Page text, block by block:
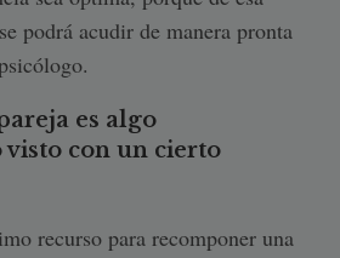
podrá acudir de manera pronta
es algo
visto con un cierto
recurso para recomponer una